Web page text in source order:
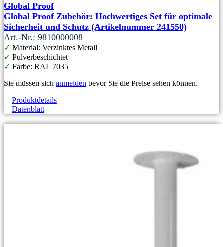
Global Proof
Global Proof Zubehör: Hochwertiges Set für optimale
Sicherheit und Schutz (Artikelnummer 241550)
Art.-Nr.: 9810000008
✓ Material: Verzinktes Metall
✓ Pulverbeschichtet
✓ Farbe: RAL 7035
Sie müssen sich anmelden bevor Sie die Preise sehen können.
Produktdetails
Datenblatt